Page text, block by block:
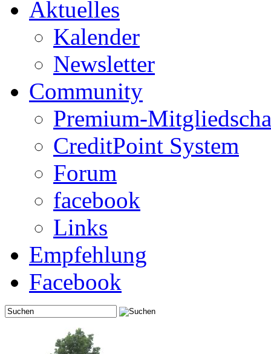
Aktuelles
Kalender
Newsletter
Community
Premium-
CreditPoint System
Forum
facebook
Links
Empfehlung
Facebook